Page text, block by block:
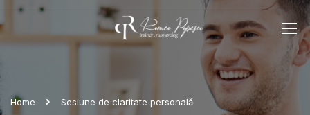
Home Sesiune de claritate personală